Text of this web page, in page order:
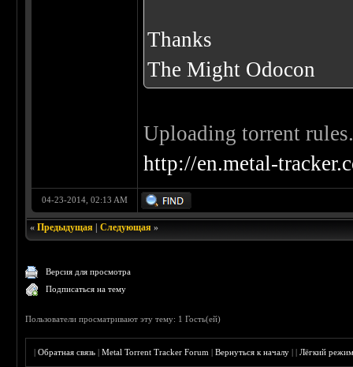
Thanks
The Might Odocon
Uploading torrent
http://en.metal-
04-23-2014, 02:13 AM
«Предыдущая |Следующая »
Версия для просмотра
Подписаться на тему
Пользователи просматривают эту тему: 1 Гость(ей)
|Обратная связь |Metal Torrent Tracker Forum |Вернуться к началу ||Лёгкий